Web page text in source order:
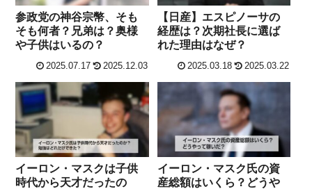
参政党の神谷宗幣、そも
そも何者？兄弟は？奥様
や子供はいるの？
2025.07.17 2025.12.03
【日産】エスピノーサの
経歴は？次期社長に選ば
れた理由はなぜ？
2025.03.18 2025.03.22
イーロン・マスクは子供
時代から天才だったの
イーロン・マスク氏の資
産総額はいくら？どうや